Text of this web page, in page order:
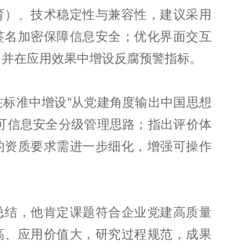
、技术稳定性与兼容性，建议采用
名加密保障信息安全；优化界面交互
在应用效果中增设反腐预警指标。
准中增设“从党建角度输出中国思想
信息安全分级管理思路；指出评价体
资质要求需进一步细化，增强可操作
结，他肯定课题符合企业党建高质量
、应用价值大，研究过程规范，成果